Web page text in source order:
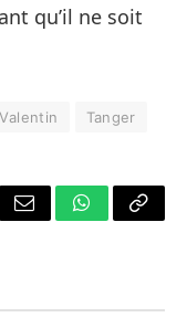
qu’il ne soit
Tanger
Email WhatsApp
Copy